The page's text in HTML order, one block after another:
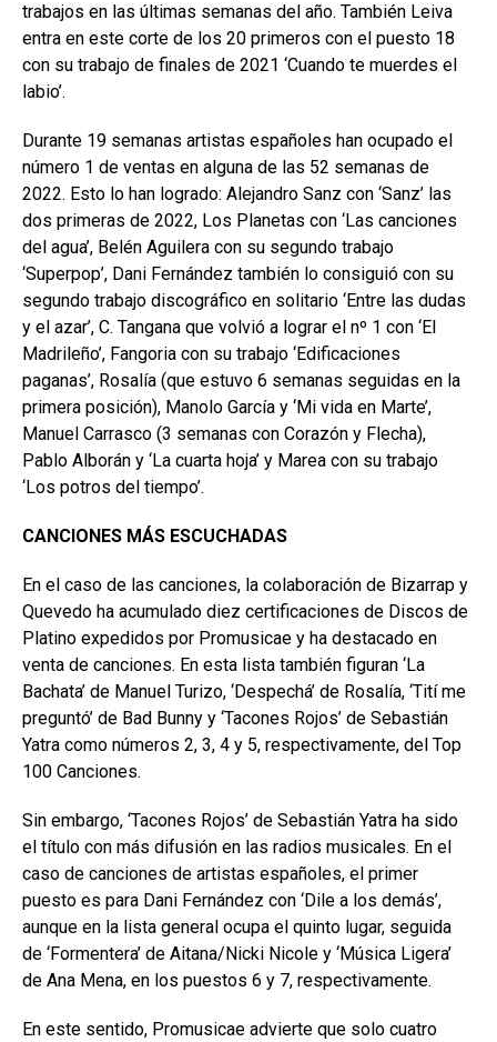
trabajos en las últimas semanas del año. También Leiva
entra en este corte de los 20 primeros con el puesto 18
con su trabajo de finales de 2021 ‘Cuando te muerdes el
labio’.
Durante 19 semanas artistas españoles han ocupado el
número 1 de ventas en alguna de las 52 semanas de
2022. Esto lo han logrado: Alejandro Sanz con ‘Sanz’ las
dos primeras de 2022, Los Planetas con ‘Las canciones
del agua’, Belén Aguilera con su segundo trabajo
‘Superpop’, Dani Fernández también lo consiguió con su
segundo trabajo discográfico en solitario ‘Entre las dudas
y el azar’, C. Tangana que volvió a lograr el nº 1 con ‘El
Madrileño’, Fangoria con su trabajo ‘Edificaciones
paganas’, Rosalía (que estuvo 6 semanas seguidas en la
primera posición), Manolo García y ‘Mi vida en Marte’,
Manuel Carrasco (3 semanas con Corazón y Flecha),
Pablo Alborán y ‘La cuarta hoja’ y Marea con su trabajo
‘Los potros del tiempo’.
CANCIONES MÁS ESCUCHADAS
En el caso de las canciones, la colaboración de Bizarrap y
Quevedo ha acumulado diez certificaciones de Discos de
Platino expedidos por Promusicae y ha destacado en
venta de canciones. En esta lista también figuran ‘La
Bachata’ de Manuel Turizo, ‘Despechá’ de Rosalía, ‘Tití me
preguntó’ de Bad Bunny y ‘Tacones Rojos’ de Sebastián
Yatra como números 2, 3, 4 y 5, respectivamente, del Top
100 Canciones.
Sin embargo, ‘Tacones Rojos’ de Sebastián Yatra ha sido
el título con más difusión en las radios musicales. En el
caso de canciones de artistas españoles, el primer
puesto es para Dani Fernández con ‘Dile a los demás’,
aunque en la lista general ocupa el quinto lugar, seguida
de ‘Formentera’ de Aitana/Nicki Nicole y ‘Música Ligera’
de Ana Mena, en los puestos 6 y 7, respectivamente.
En este sentido, Promusicae advierte que solo cuatro